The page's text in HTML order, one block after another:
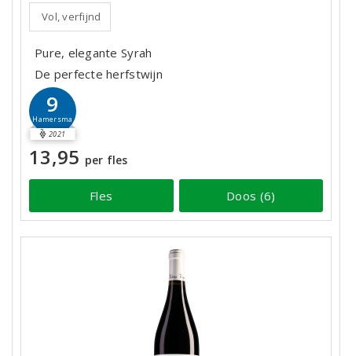
Vol, verfijnd
Pure, elegante Syrah
De perfecte herfstwijn
9
Hamersma
2021
13,95 per fles
Fles Doos (6)